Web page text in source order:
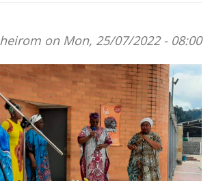
heirom on Mon, 25/07/2022 - 08:00